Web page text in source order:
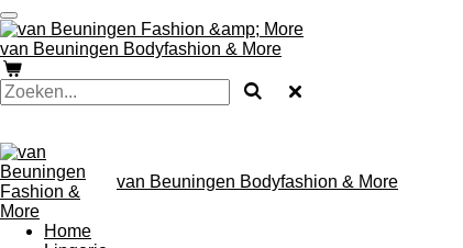
Ga
direct
naar
de
hoofdinhoud
van Beuningen Bodyfashion & More
van Beuningen Bodyfashion & More
Home